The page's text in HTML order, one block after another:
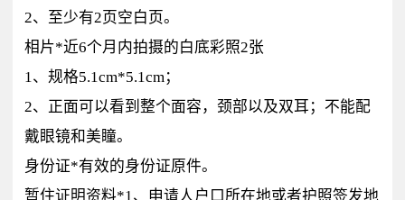
2、至少有2页空白页。
相片*近6个月内拍摄的白底彩照2张
1、规格5.1cm*5.1cm；
2、正面可以看到整个面容，颈部以及双耳；不能配
戴眼镜和美瞳。
身份证*有效的身份证原件。
暂住证明资料*1、申请人户口所在地或者护照签发地